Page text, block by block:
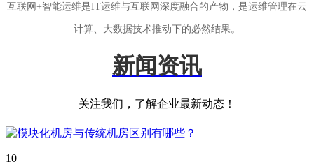
互联网+智能运维是IT运维与互联网深度融合的产物，是运维管理在云
计算、大数据技术推动下的必然结果。
新闻资讯
关注我们，了解企业最新动态！
10